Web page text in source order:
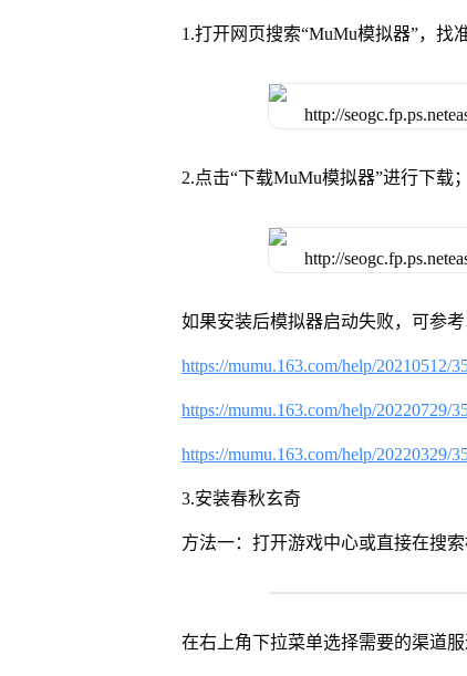
1.打开网页搜索“MuMu模拟器”，找
2.点击“下载MuMu模拟器”进行下载；
如果安装后模拟器启动失败，可参
https://mumu.163.com/help/20210512/
https://mumu.163.com/help/20220729/
https://mumu.163.com/help/20220329/
3.安装春秋玄奇
方法一：打开游戏中心或直接在搜索
在右上角下拉菜单选择需要的渠道服